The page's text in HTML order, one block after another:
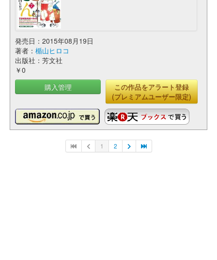
発売日：2015年08月19日
著者： 楯山ヒロコ
出版社：芳文社
￥0
購入管理
この作品をアラート登録
(プレミアムユーザー限定)
1 2